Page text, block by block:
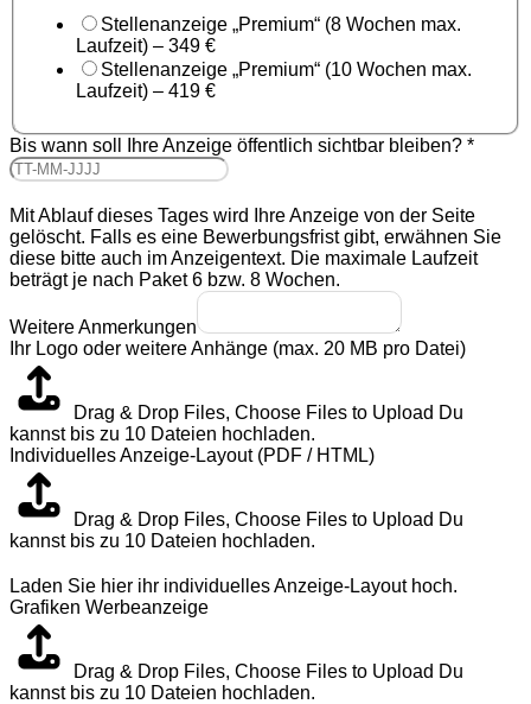
Stellenanzeige „Premium“ (8 Wochen max.
Laufzeit) – 349 €
Stellenanzeige „Premium“ (10 Wochen max.
Laufzeit) – 419 €
Bis wann soll Ihre Anzeige öffentlich sichtbar bleiben? *
Mit Ablauf dieses Tages wird Ihre Anzeige von der Seite
gelöscht. Falls es eine Bewerbungsfrist gibt, erwähnen Sie
diese bitte auch im Anzeigentext. Die maximale Laufzeit
beträgt je nach Paket 6 bzw. 8 Wochen.
Weitere Anmerkungen
Ihr Logo oder weitere Anhänge (max. 20 MB pro Datei)
Drag & Drop Files, Choose Files to Upload Du
kannst bis zu 10 Dateien hochladen.
Individuelles Anzeige-Layout (PDF / HTML)
Drag & Drop Files, Choose Files to Upload Du
kannst bis zu 10 Dateien hochladen.
Laden Sie hier ihr individuelles Anzeige-Layout hoch.
Grafiken Werbeanzeige
Drag & Drop Files, Choose Files to Upload Du
kannst bis zu 10 Dateien hochladen.